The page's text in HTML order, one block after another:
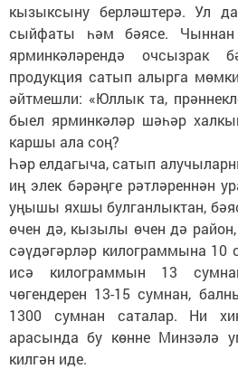
кызыксыну берләштерә. Ул
сыйфаты һәм бәясе.
ярминкәләрендә очсызрак
продукция сатып алырга
әйтмешли: «Юллык та,
быел ярминкәләр шәһәр
каршы ала соң?
Һәр елдагыча, сатып
иң элек бәрәңге рәтләреннән
уңышы яхшы булганлыктан,
өчен дә, кызылы өчен дә район,
сәүдәгәрләр килограммына 10
исә килограммын 13
чөгендерен 13-15 сумнан,
1300 сумнан саталар. Ни
арасында бу көнне Минзәлә
килгән иде.